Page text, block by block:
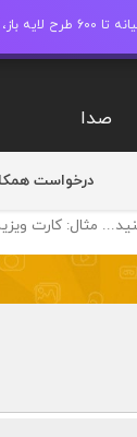
وصدا دانلود کنید.
صدا
درخواست